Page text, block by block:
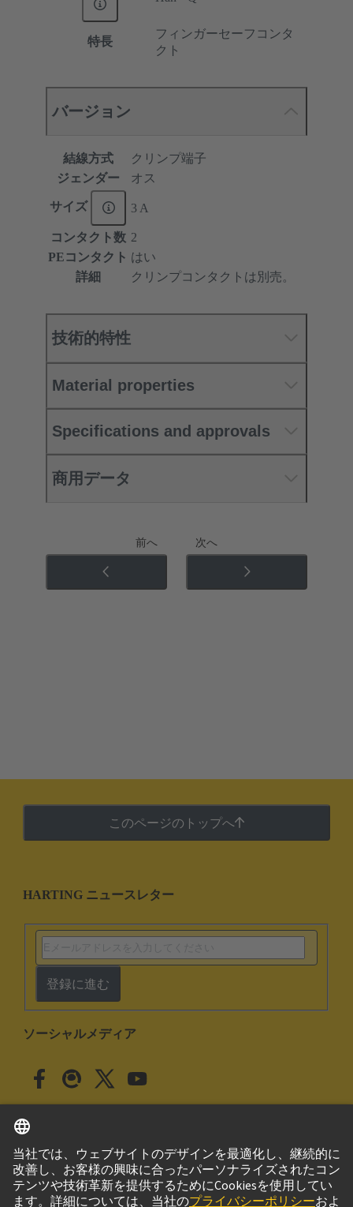
特長
フィンガーセーフコンタ
クト
バージョン
結線方式
クリンプ端子
ジェンダー
オス
サイズ 3 A
コンタクト数 2
PEコンタクト はい
詳細
クリンプコンタクトは別売。
技術的特性
Material properties
Specifications and approvals
商用データ
前へ 次へ
このページのトップへ
HARTING ニュースレター
登録に進む
ソーシャルメディア
日本 日本語